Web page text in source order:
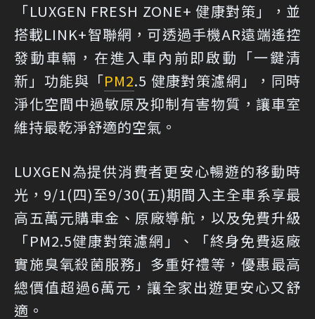
「LUXGEN FRESH ZONE+ 健康對策」，並
搭載LINK+智聯網，可透過手機AR遠端遙控
發動車輛，在進入車內前即啟動「一鍵清
新」功能與「PM2.5 健康對策濾網」，同時
淨化空間中過敏原及抑制有害物質，讓車室
維持最乾淨舒適的空氣。
LUXGEN為提供消費者更安心暢遊的移動時
光，9/1(四)至9/30(五)期間入主全車系享最
高五萬元購車金、原廠導航，以及免費升級
「PM2.5健康對策濾網」、「終身免費返廠
實施臭氧殺菌服務」多重好禮等，優惠最高
總價值超過6萬元，讓全家出遊更安心又舒
適。